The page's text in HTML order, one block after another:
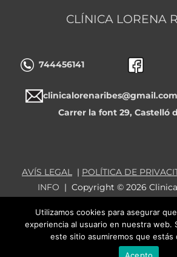
CLÍNICA LORENA
744456141
clinicalorenaribes@gmail.com
Carrer la font 29, Castelló
AVÍS LEGAL | POLÍTICA DE
INFO | Copyright © 2026
Utilizamos cookies para asegurar
experiencia al usuario en nuestra web.
este sitio asumiremos que estás
Acepto